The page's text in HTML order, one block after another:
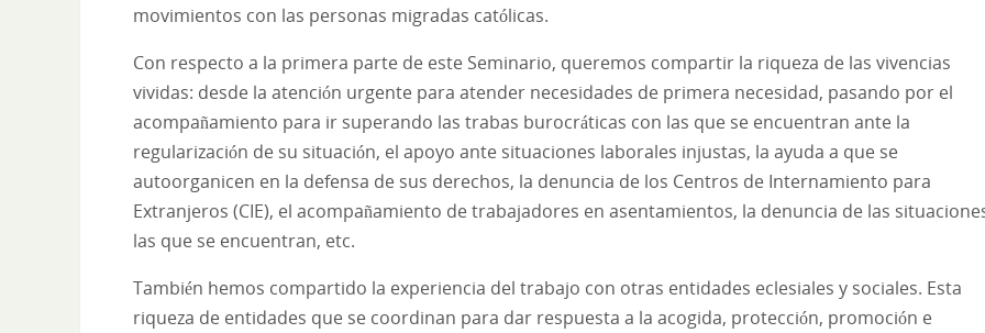
movimientos con las personas migradas católicas.
Con respecto a la primera parte de este Seminario, queremos compartir la riqueza de las vivencias
vividas: desde la atención urgente para atender necesidades de primera necesidad, pasando por el
acompañamiento para ir superando las trabas burocráticas con las que se encuentran ante la
regularización de su situación, el apoyo ante situaciones laborales injustas, la ayuda a que se
autoorganicen en la defensa de sus derechos, la denuncia de los Centros de Internamiento para
Extranjeros (CIE), el acompañamiento de trabajadores en asentamientos, la denuncia de las
las que se encuentran, etc.
También hemos compartido la experiencia del trabajo con otras entidades eclesiales y sociales. Esta
riqueza de entidades que se coordinan para dar respuesta a la acogida, protección, promoción e